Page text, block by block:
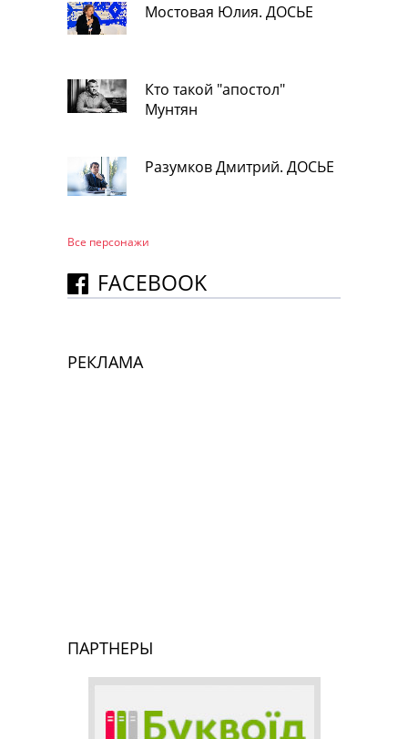
Мостовая Юлия. ДОСЬЕ
Кто такой "апостол"
Мунтян
Разумков Дмитрий. ДОСЬЕ
Все персонажи
FACEBOOK
РЕКЛАМА
ПАРТНЕРЫ